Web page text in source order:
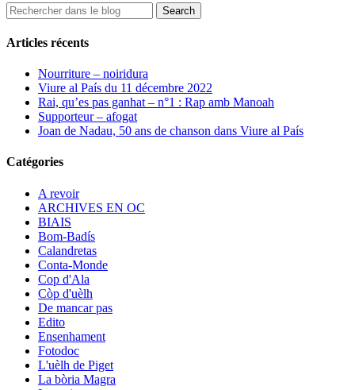
Articles récents
Nourriture – noiridura
Viure al País du 11 décembre 2022
Rai, qu’es pas ganhat – n°1 : Rap amb Manoah
Supporteur – afogat
Joan de Nadau, 50 ans de chanson dans Viure al País
Catégories
A revoir
ARCHIVES EN OC
BIAIS
Bom-Badís
Calandretas
Conta-Monde
Cop d'Ala
Còp d'uèlh
De mancar pas
Edito
Ensenhament
Fotodoc
L'uèlh de Piget
La bòria Magra